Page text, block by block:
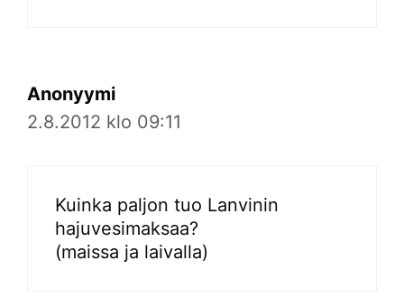
Anonyymi
2.8.2012 klo 09:11
Kuinka paljon tuo Lanvinin
hajuvesimaksaa?
(maissa ja laivalla)